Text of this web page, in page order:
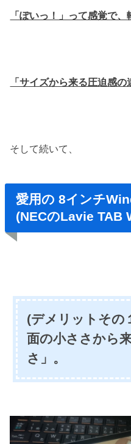
「ぽいっ！」って感覚で、
「サイズから来る圧迫感
そして続いて、
愛用の 8インチ
(NECのLavie TAB
(デメリットその
面の小ささから
さ」。